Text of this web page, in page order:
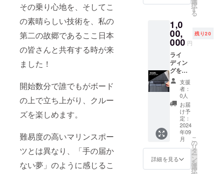
その乗り心地を、そしてこ
の素晴らしい技術を、私の
第二の故郷であるここ日本
の皆さんと共有する時が来
ました！
開始数分で誰でもがボード
の上で立ち上がり、クルー
ズを楽しめます。
難易度の高いマリンスポー
ツとは異なり、「手の届か
ない夢」のように感じるこ
チ ・支
費や滞
在費：
支援者
通費や
滞在費
は各自
でご負
担くだ
さい。
・支援
者様と
の連絡
方法：
詳細は
メール
しま
す。
日時：
春夏秋
季 何
曜日で
も予約
可能
09:00-
17:00
・休業
期間：
冬季
（ウェ
ット
スーツ
をお持
ちの方
は体験
出来ま
り方指
間体験
指導し
てくれ
るス
タッフ
付き 最
大２馬
力以下
の出力
であれ
ば特殊
船舶免
許不要
有効期
限：
2027年
9月末ま
で
45,000
ます！
と海や
湖で試
してみ
た
い！」
「ヨッ
トや
船、水
上
ジェッ
トと組
み合わ
せて楽
しみた
い！」
そんな
ご要望
にお応
えしま
す。 私
TKO
Japan
は、水
面輝く
晴れわ
たる空
の下、
あなた
の日常
に喜び
をもた
らしま
す！ あ
なたの
パー
ティー
に楽し
さをお
届けし
択
す
る
1,0
00,
000 円
残り20
ライ
ディン
グを長
時間楽
しも
う！ 本
プロ
ジェク
トを支
援いた
だき、
ありが
とうご
ざいま
す。 追
支援
者：
0人
お届
け予
定：
2024
年09
月
詳細を見る
こ
の
リ
タ
ー
ン
を
選
択